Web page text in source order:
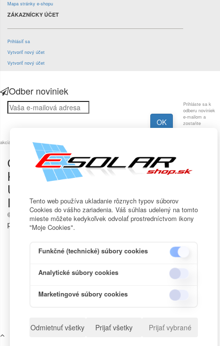
Mapa stránky e-shopu
ZÁKAZNÍCKY ÚČET
Prihlásiť sa
Vytvoriť nový účet
Vytvoriť nový účet
Tento web používa ukladanie rôznych typov súborov
Cookies do vášho zariadenia. Váš súhlas udelený na tomto
mieste môžete kedykoľvek odvolať prostredníctvom ikony
"Moje Cookies".
Funkčné (technické) súbory cookies
Analytické súbory cookies
Marketingové súbory cookies
Odmietnuť všetky Prijať všetky Prijať vybrané
Odber noviniek
Prihláste sa k
odberu noviniek
e-mailom a
zostaňte
akciách na našom e-shope.
OUR STORE
KATALÓG 
ÚČET
INFORMÁCIE
© 2017-2021Solárny obchod - fotovoltaika- Všetky autorské
práva vyhradené.